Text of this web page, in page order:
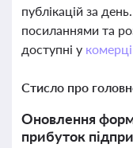
публікацій за
посиланнями та
доступні у
Стисло про
Оновлення
прибуток